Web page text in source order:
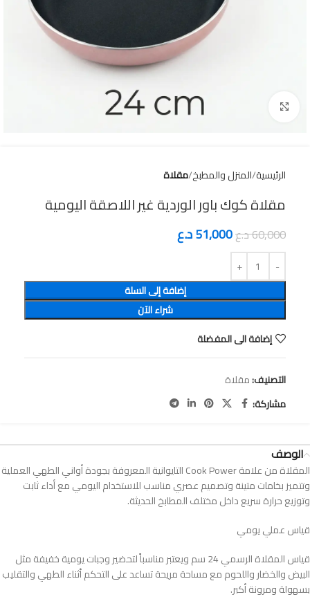
الرئيسية المنزل والمطبخ مقلاة
مقلاة كوك باور الوردية غير اللاصقة اليومية
60,000د.ع51,000د.ع
إضافة إلى السلة
شراء الآن
إضافة الى المفضلة
التصنيف:مقلاة
مشاركة:
الوصف
المقلاة من علامة Cook Power التايوانية المعروفة بجودة أواني الطهي العملية
وتتميز بخامات متينة وتصميم عصري مناسب للاستخدام اليومي مع أداء ثابت
وتوزيع حرارة سريع داخل مختلف المطابخ الحديثة.
قياس عملي يومي
قياس المقلاة الرسمي 24 سم ويعتبر مناسباً لتحضير وجبات يومية خفيفة مثل
البيض والخضار واللحوم مع مساحة مريحة تساعد على التحكم أثناء الطهي والتقليب
بسهولة ومرونة أكبر.